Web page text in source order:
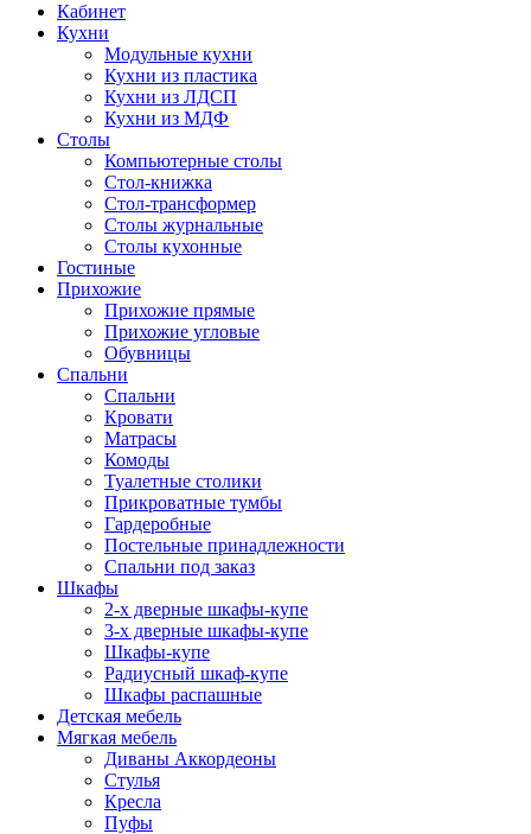
Кабинет
Кухни
Модульные кухни
Кухни из пластика
Кухни из ЛДСП
Кухни из МДФ
Столы
Компьютерные столы
Стол-книжка
Стол-трансформер
Столы журнальные
Столы кухонные
Гостиные
Прихожие
Прихожие прямые
Прихожие угловые
Обувницы
Спальни
Спальни
Кровати
Матрасы
Комоды
Туалетные столики
Прикроватные тумбы
Гардеробные
Постельные принадлежности
Спальни под заказ
Шкафы
2-х дверные шкафы-купе
3-х дверные шкафы-купе
Шкафы-купе
Радиусный шкаф-купе
Шкафы распашные
Детская мебель
Мягкая мебель
Диваны Аккордеоны
Стулья
Кресла
Пуфы